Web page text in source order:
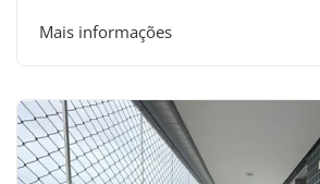
Mais informações